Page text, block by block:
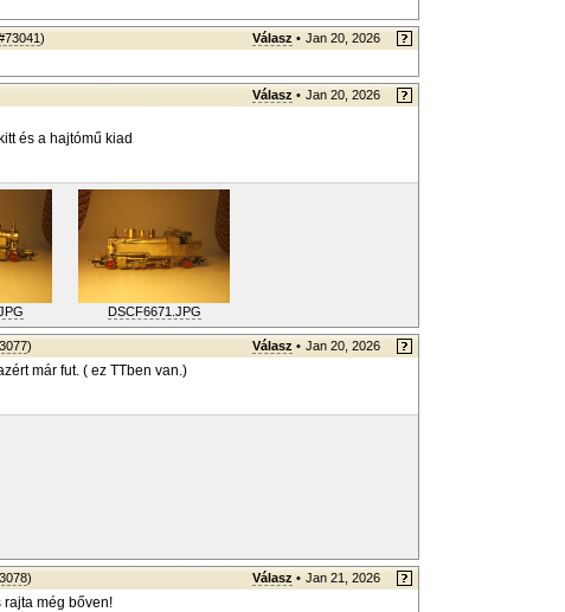
) Válasz • Jan 20, 2026
Válasz • Jan 20, 2026
és a hajtómű kiad
DSCF6671.JPG
) Válasz • Jan 20, 2026
már fut. ( ez TTben van.)
) Válasz • Jan 21, 2026
rajta még bőven!